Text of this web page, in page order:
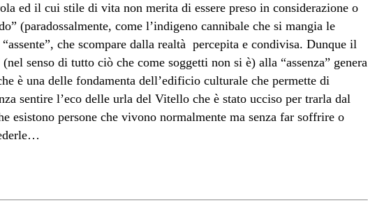
ed il cui stile di vita non merita di essere preso in considerazione o
(paradossalmente, come l’indigeno cannibale che si mangia le
che scompare dalla realtà percepita e condivisa. Dunque il
senso di tutto ciò che come soggetti non si è) alla “assenza” genera
è una delle fondamenta dell’edificio culturale che permette di
sentire l’eco delle urla del Vitello che è stato ucciso per trarla dal
esistono persone che vivono normalmente ma senza far soffrire o